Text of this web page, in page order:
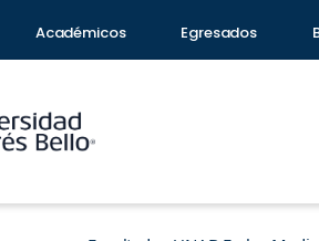
Académicos Egresados